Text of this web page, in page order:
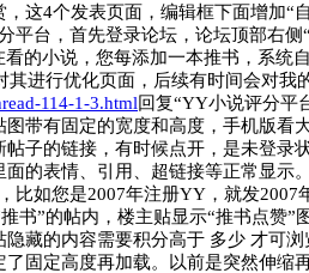
这4个发表页面，编辑框下面增加“
平台，首先登录论坛，论坛顶部右
的小说，您每添加一本推书，系统
其进行优化页面，后续有时间会对
114-1-3.html回复“YY小说评分平
带有固定的宽度和高度，手机版看
子的链接，有时候点开，是未登录
的表情、引用、超链接等正常显示。
比如您是2007年注册YY，就发
书”的帖内，楼主贴显示“推书点赞”
藏的内容需要积分高于 多少 才可浏
固定高度再加载。以前是突然伸缩